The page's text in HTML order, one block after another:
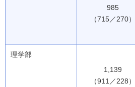
985
（715／270）
理学部
1,139
（911／228）